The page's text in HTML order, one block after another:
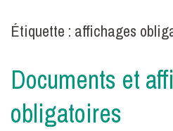
Étiquette : affichages
Documents et
obligatoires